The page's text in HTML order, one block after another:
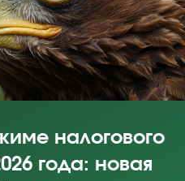
налогового
года: новая